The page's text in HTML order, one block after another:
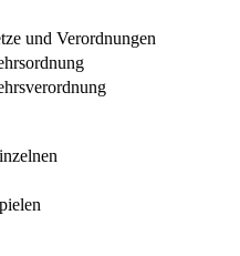
und Verordnungen